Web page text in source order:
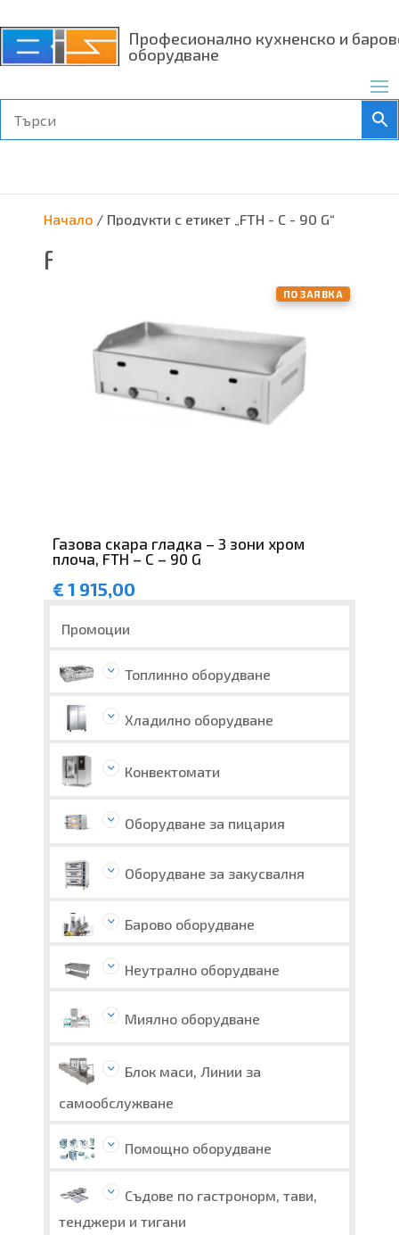
Професионално кухненско и
оборудване
Начало/ Продукти с етикет „FTH - C - 90 G“
FTH - C - 90 G
ПО ЗАЯВКА
Газова скара гладка – 3 зони хром
плоча, FTH – C – 90 G
€ 1 915,00
Промоции
Топлинно оборудване
Хладилно оборудване
Конвектомати
Оборудване за пицария
Оборудване за закусвалня
Барово оборудване
Неутрално оборудване
Миялно оборудване
Блок маси, Линии за
самообслужване
Помощно оборудване
Съдове по гастронорм, тави,
тенджери и тигани